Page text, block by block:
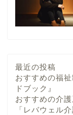
最近の投稿
おすすめの福
ドブック』
おすすめの介護
「レバウェル